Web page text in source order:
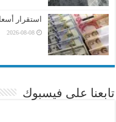
استقرار
2026-08-08
تابعنا على فيسبوك